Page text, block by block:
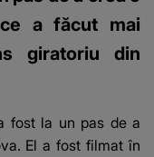
a făcut mai
giratoriu din
fost la un pas de a
El a fost filmat în